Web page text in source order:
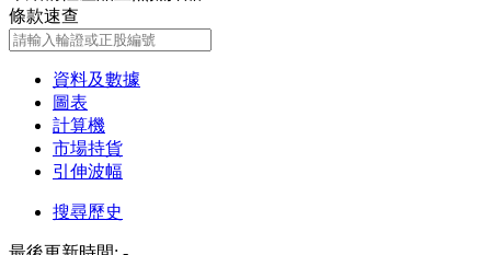
條款速查
資料及數據
圖表
計算機
市場持貨
引伸波幅
搜尋歷史